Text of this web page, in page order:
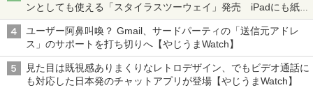
ンとしても使える「スタイラスツーウェイ」発売 iPadにも紙に
も、持ち替えずに書き込める
ユーザー阿鼻叫喚？ Gmail、サードパーティの「送信元アドレ
ス」のサポートを打ち切りへ【やじうまWatch】
見た目は既視感ありまくりなレトロデザイン、でもビデオ通話に
も対応した日本発のチャットアプリが登場【やじうまWatch】